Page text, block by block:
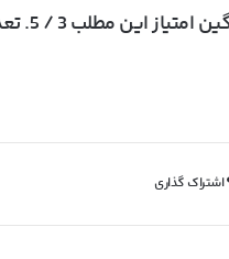
امتیاز این مطلب3/ 5. تعداد امتیازات
اشتراک گذاری